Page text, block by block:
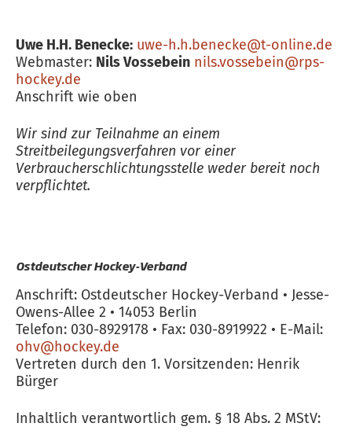
Uwe H.H. Benecke: uwe-h.h.benecke@t-online.de
Webmaster: Nils Vossebein nils.vossebein@rps-
hockey.de
Anschrift wie oben
Wir sind zur Teilnahme an einem
Streitbeilegungsverfahren vor einer
Verbraucherschlichtungsstelle weder bereit noch
verpflichtet.
Ostdeutscher Hockey-Verband
Anschrift: Ostdeutscher Hockey-Verband • Jesse-
Owens-Allee 2 • 14053 Berlin
Telefon: 030-8929178 • Fax: 030-8919922 • E-Mail:
ohv@hockey.de
Vertreten durch den 1. Vorsitzenden: Henrik
Bürger
Inhaltlich verantwortlich gem. § 18 Abs. 2 MStV: